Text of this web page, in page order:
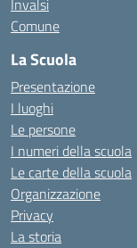
Invalsi
Comune
La Scuola
Presentazione
I luoghi
Le persone
I numeri della scuola
Le carte della scuola
Organizzazione
Privacy
La storia